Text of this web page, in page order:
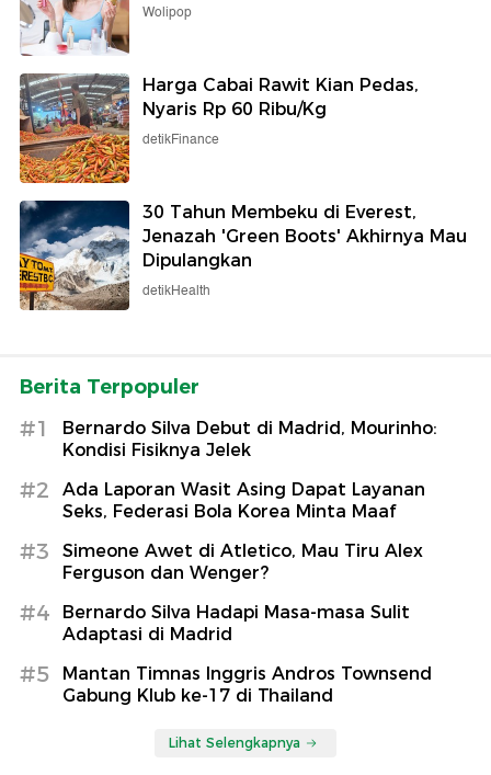
Wolipop
Harga Cabai Rawit Kian Pedas,
Nyaris Rp 60 Ribu/Kg
detikFinance
30 Tahun Membeku di Everest,
Jenazah 'Green Boots' Akhirnya Mau
Dipulangkan
detikHealth
Berita Terpopuler
#1
Bernardo Silva Debut di Madrid, Mourinho:
Kondisi Fisiknya Jelek
#2
Ada Laporan Wasit Asing Dapat Layanan
Seks, Federasi Bola Korea Minta Maaf
#3
Simeone Awet di Atletico, Mau Tiru Alex
Ferguson dan Wenger?
#4
Bernardo Silva Hadapi Masa-masa Sulit
Adaptasi di Madrid
#5
Mantan Timnas Inggris Andros Townsend
Gabung Klub ke-17 di Thailand
Lihat Selengkapnya